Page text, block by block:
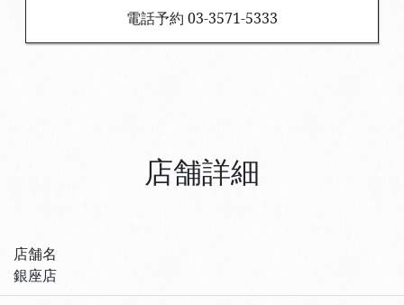
電話予約 03-3571-5333
店舗詳細
店舗名
銀座店